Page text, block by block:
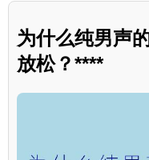
为什么纯男声
放松？****